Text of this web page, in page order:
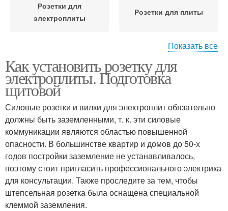
Розетки для
электроплиты
Розетки для плиты
Трехфазные розетки Розетка для плиты
Силовая розетка Силовые розетки
Показать все
Как установить розетку для
электроплиты. Подготовка
щитовой
Силовые розетки и вилки для электроплит обязательно
должны быть заземленными, т. к. эти силовые
коммуникации являются областью повышенной
опасности. В большинстве квартир и домов до 50-х
годов постройки заземление не устанавливалось,
поэтому стоит пригласить профессионального электрика
для консультации. Также проследите за тем, чтобы
штепсельная розетка была оснащена специальной
клеммой заземления.